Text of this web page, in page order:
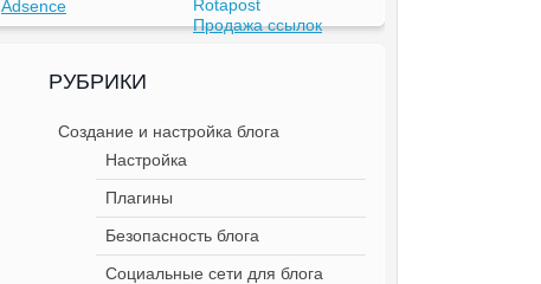
Adsence
Продажа ссылок
РУБРИКИ
Создание и настройка блога
Настройка
Плагины
Безопасность блога
Социальные сети для блога